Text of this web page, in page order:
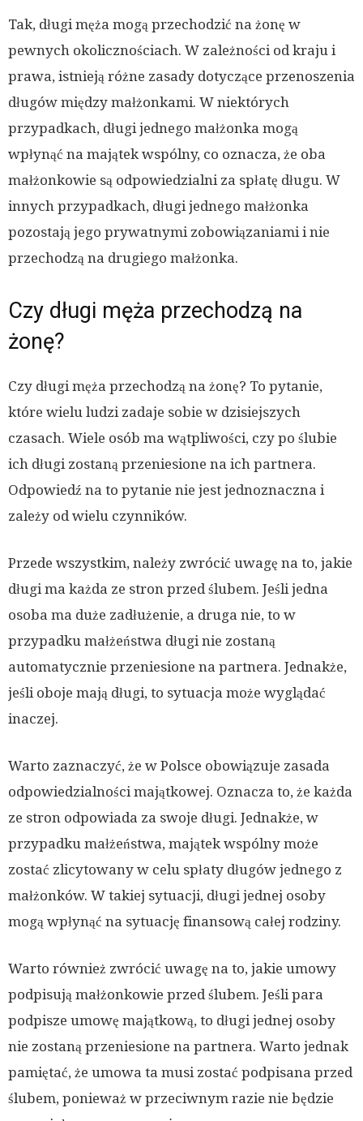
Tak, długi męża mogą przechodzić na żonę w
pewnych okolicznościach. W zależności od kraju i
prawa, istnieją różne zasady dotyczące przenoszenia
długów między małżonkami. W niektórych
przypadkach, długi jednego małżonka mogą
wpłynąć na majątek wspólny, co oznacza, że ​​oba
małżonkowie są odpowiedzialni za spłatę długu. W
innych przypadkach, długi jednego małżonka
pozostają jego prywatnymi zobowiązaniami i nie
przechodzą na drugiego małżonka.
Czy długi męża przechodzą na
żonę?
Czy długi męża przechodzą na żonę? To pytanie,
które wielu ludzi zadaje sobie w dzisiejszych
czasach. Wiele osób ma wątpliwości, czy po ślubie
ich długi zostaną przeniesione na ich partnera.
Odpowiedź na to pytanie nie jest jednoznaczna i
zależy od wielu czynników.
Przede wszystkim, należy zwrócić uwagę na to, jakie
długi ma każda ze stron przed ślubem. Jeśli jedna
osoba ma duże zadłużenie, a druga nie, to w
przypadku małżeństwa długi nie zostaną
automatycznie przeniesione na partnera. Jednakże,
jeśli oboje mają długi, to sytuacja może wyglądać
inaczej.
Warto zaznaczyć, że w Polsce obowiązuje zasada
odpowiedzialności majątkowej. Oznacza to, że każda
ze stron odpowiada za swoje długi. Jednakże, w
przypadku małżeństwa, majątek wspólny może
zostać zlicytowany w celu spłaty długów jednego z
małżonków. W takiej sytuacji, długi jednej osoby
mogą wpłynąć na sytuację finansową całej rodziny.
Warto również zwrócić uwagę na to, jakie umowy
podpisują małżonkowie przed ślubem. Jeśli para
podpisze umowę majątkową, to długi jednej osoby
nie zostaną przeniesione na partnera. Warto jednak
pamiętać, że umowa ta musi zostać podpisana przed
ślubem, ponieważ w przeciwnym razie nie będzie